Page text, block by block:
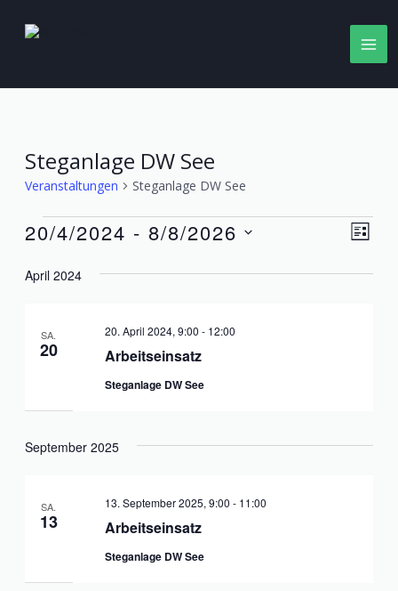
Inhalt
Steganlage DW See
Veranstaltungen Steganlage DW See
Veranstaltungen LISTE
20/4/2024 - 8/8/2026
wählen.
April 2024
SA.
20 Arbeitseinsatz
20. April 2024, 9:00 - 12:00
Steganlage DW See
September 2025
SA.
13 Arbeitseinsatz
13. September 2025, 9:00 - 11:00
Steganlage DW See